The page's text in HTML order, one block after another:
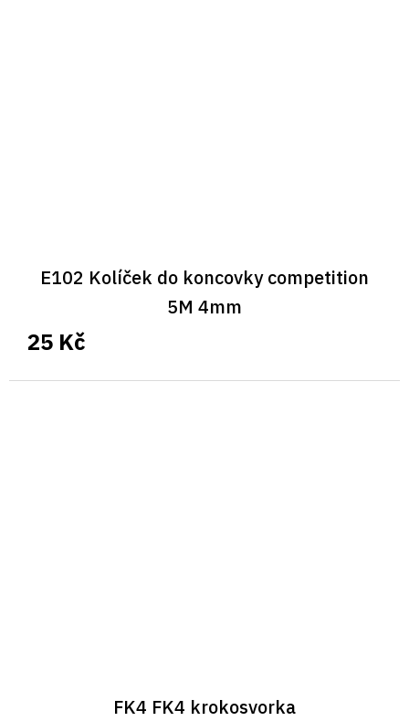
E102 Kolíček do koncovky competition
5M 4mm
25 Kč
FK4 FK4 krokosvorka